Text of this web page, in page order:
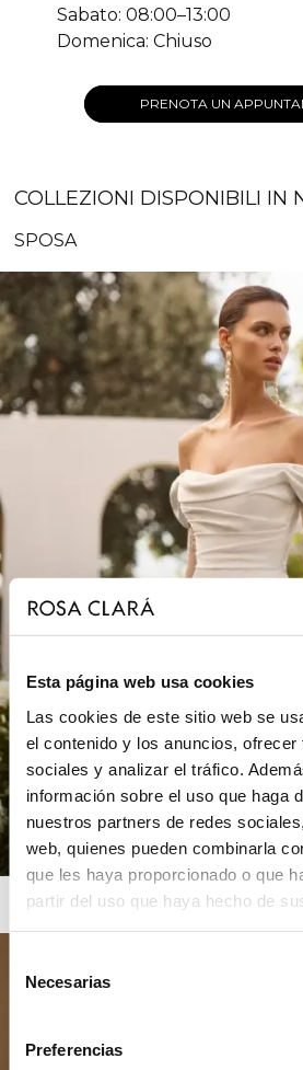
Esta página web usa cookies
Las cookies de este sitio web se
el contenido y los anuncios, ofrecer
sociales y analizar el tráfico.
información sobre el uso que haga
nuestros partners de redes
web, quienes pueden combinarla
que les haya proporcionado o que
partir del uso que haya hecho de
Necesarias
Preferencias
Sabato: 08:00–13:00
Domenica: Chiuso
PRENOTA UN
COLLEZIONI DISPONIBILI IN
SPOSA
ROSA CLARÁ